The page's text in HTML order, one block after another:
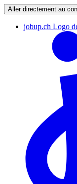
Aller directement au
jobup.ch Logo